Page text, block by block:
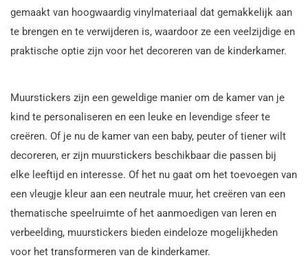
gemaakt van hoogwaardig vinylmateriaal dat gemakkelijk aan
te brengen en te verwijderen is, waardoor ze een veelzijdige en
praktische optie zijn voor het decoreren van de kinderkamer.
Muurstickers zijn een geweldige manier om de kamer van je
kind te personaliseren en een leuke en levendige sfeer te
creëren. Of je nu de kamer van een baby, peuter of tiener wilt
decoreren, er zijn muurstickers beschikbaar die passen bij
elke leeftijd en interesse. Of het nu gaat om het toevoegen van
een vleugje kleur aan een neutrale muur, het creëren van een
thematische speelruimte of het aanmoedigen van leren en
verbeelding, muurstickers bieden eindeloze mogelijkheden
voor het transformeren van de kinderkamer.